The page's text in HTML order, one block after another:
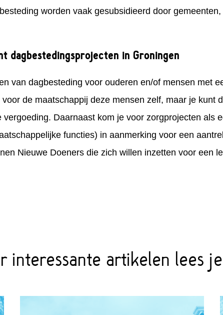
worden vaak gesubsidieerd door
dagbestedingsprojecten in Groningen
van dagbesteding voor ouderen en/of mensen met
de maatschappij deze mensen zelf, maar je kunt
Daarnaast kom je voor zorgprojecten als
functies) in aanmerking voor een
Nieuwe Doeners die zich willen inzetten voor een
interessante artikelen lees